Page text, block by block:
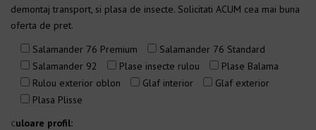
demontaj transport, si plasa de insecte. Solicitati ACUM cea mai buna
oferta de pret.
Salamander 76 Premium
Salamander 76 Standard
Salamander 92
Plase insecte rulou
Plase Balama
Rulou exterior oblon
Glaf interior
Glaf exterior
Plasa Plisse
Culoare profil: